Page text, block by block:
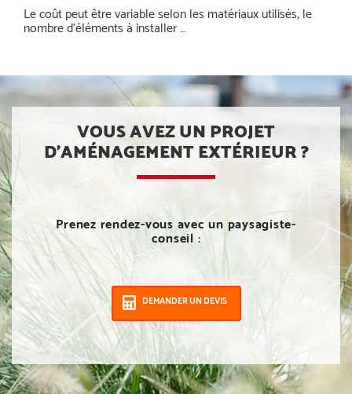
Le coût peut être variable selon les matériaux utilisés, le
nombre d’éléments à installer …
VOUS AVEZ UN PROJET
D’AMÉNAGEMENT EXTÉRIEUR ?
Prenez rendez-vous avec un paysagiste-
conseil :
DEMANDER UN DEVIS